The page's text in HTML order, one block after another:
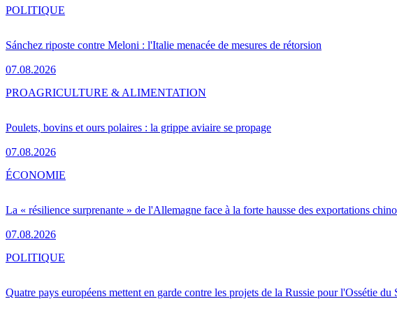
Sánchez riposte contre Meloni : l'Italie menacée de mesures de rétorsion
07.08.2026
POLITIQUE
Poulets, bovins et ours polaires : la grippe aviaire se propage
07.08.2026
PROAGRICULTURE & ALIMENTATION
La « résilience surprenante » de l'Allemagne face à la forte hausse des exportations
07.08.2026
ÉCONOMIE
Quatre pays européens mettent en garde contre les projets de la Russie pour l'Ossétie du
POLITIQUE